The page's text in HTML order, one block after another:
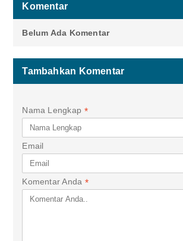
Komentar
Belum Ada Komentar
Tambahkan Komentar
Nama Lengkap *
Email
Komentar Anda *